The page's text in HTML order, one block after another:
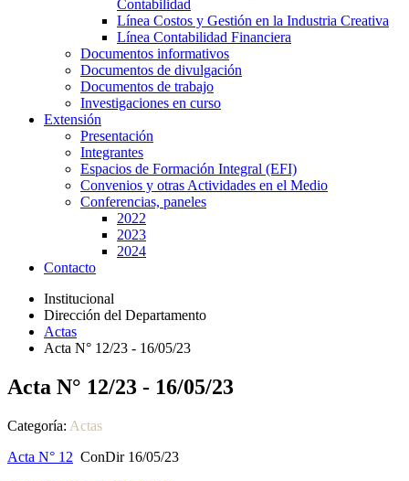
Contabilidad
Línea Costos y Gestión en la Industria Creativa
Línea Contabilidad Financiera
Documentos informativos
Documentos de divulgación
Documentos de trabajo
Investigaciones en curso
Extensión
Presentación
Integrantes
Espacios de Formación Integral (EFI)
Convenios y otras Actividades en el Medio
Conferencias, paneles
2022
2023
2024
Contacto
Institucional
Dirección del Departamento
Actas
Acta N° 12/23 - 16/05/23
Acta N° 12/23 - 16/05/23
Categoría: Actas
Acta N° 12 ConDir 16/05/23